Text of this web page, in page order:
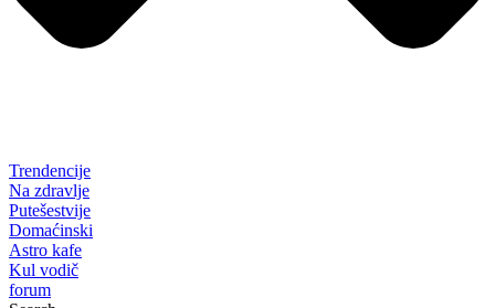
Trendencije
Na zdravlje
Putešestvije
Domaćinski
Astro kafe
Kul vodič
forum